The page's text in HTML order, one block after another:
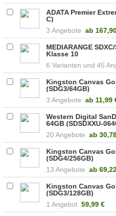
ADATA Premier
C)
3 Angebote ab
MEDIARANGE
Klasse 10
6
45
Kingston Canvas
(SDG3/64GB)
3 Angebote ab 11,99
Western Digital
64GB (SDSDXXU-
20 Angebote ab
Kingston Canvas
(SDG4/256GB)
13 Angebote ab
Kingston Canvas
(SDG3/128GB)
1 Angebot 59,99 €